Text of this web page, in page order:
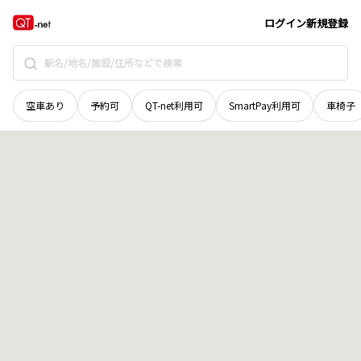
ログイン新規登録
空車あり 予約可 QT-net利用可 SmartPay利用可 車椅子
山梨県